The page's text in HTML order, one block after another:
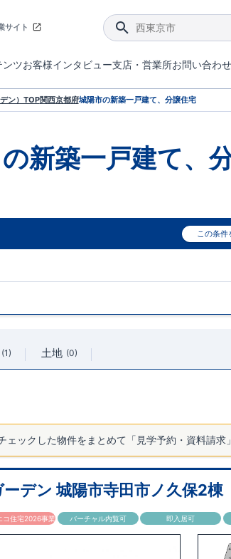
サイト
ンツお客様インタビュー支店・営業所お問い合わせ
ン）TOP関西京都府城陽市の新築一戸建て、分譲住宅
の新築一戸建て、
この条件
1 土地 0
ェックした物件をまとめて「見学予約・資料請求
デン 城陽市寺田市ノ久保2棟
コ住宅2026事業 バーチャル内覧可 即入居可